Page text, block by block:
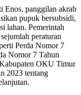
Enos, panggilan akrab
pupuk bersubsidi,
lahan. Pemerintah
peraturan
Perda Nomor 7
Nomor 7 Tahun
OKU Timur
2023 tentang